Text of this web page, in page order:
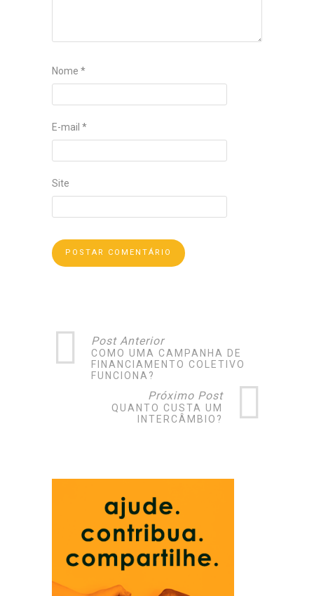
Nome *
E-mail *
Site
Post Anterior
COMO UMA CAMPANHA DE
FINANCIAMENTO COLETIVO
FUNCIONA?
Próximo Post
QUANTO CUSTA UM
INTERCÂMBIO?